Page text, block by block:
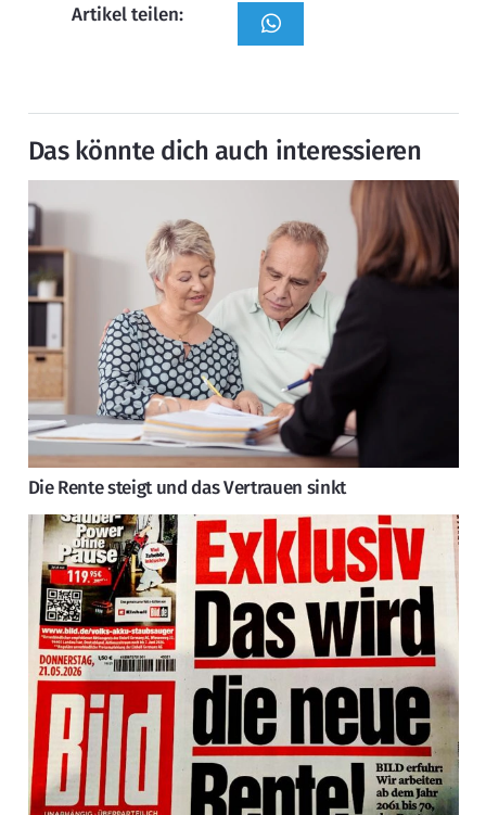
Artikel teilen:
Das könnte dich auch interessieren
Die Rente steigt und das Vertrauen sinkt